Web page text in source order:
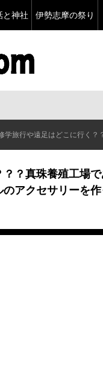
と神社 伊勢志摩の祭り
学旅行や遠足はどこに行く？？？真珠養殖工場であこや
？真珠養殖工場
アクセサリーを